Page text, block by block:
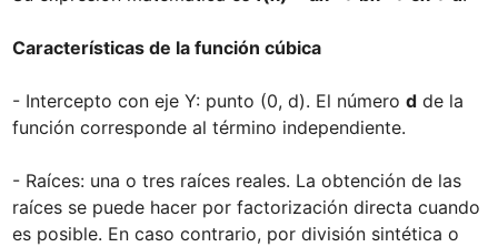
Características de la función cúbica
- Intercepto con eje Y: punto (0, d). El número d de la
función corresponde al término independiente.
- Raíces: una o tres raíces reales. La obtención de las
raíces se puede hacer por factorización directa cuando
es posible. En caso contrario, por división sintética o